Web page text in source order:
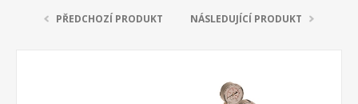
PŘEDCHOZÍ PRODUKT NÁSLEDUJÍCÍ PRODUKT